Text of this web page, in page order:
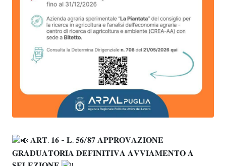
𝐀𝐑𝐓. 𝟏𝟔 - 𝐋. 𝟓𝟔/𝟖𝟕 𝐀𝐏𝐏𝐑𝐎𝐕𝐀𝐙𝐈𝐎𝐍𝐄
𝐆𝐑𝐀𝐃𝐔𝐀𝐓𝐎𝐑𝐈𝐀 𝐃𝐄𝐅𝐈𝐍𝐈𝐓𝐈𝐕𝐀 𝐀𝐕𝐕𝐈𝐀𝐌𝐄𝐍𝐓𝐎 𝐀